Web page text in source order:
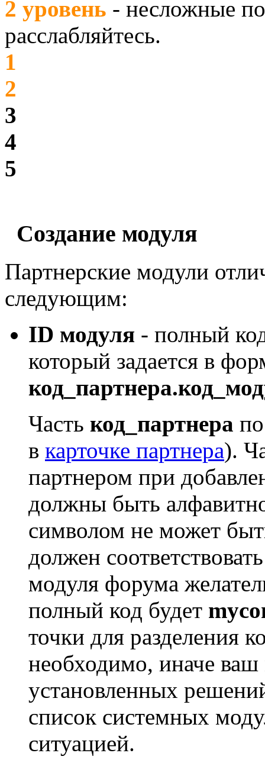
2 уровень - несложные
расслабляйтесь.
1
2
3
4
5
Создание модуля
Партнерские модули
следующим:
ID модуля - полный
который задается в
Часть код_партнера
в карточке партнера).
партнером при
должны быть
символом не может
должен
модуля форума
полный код будет
точки для разделения
необходимо, иначе ваш
установленных
список системных
ситуацией.